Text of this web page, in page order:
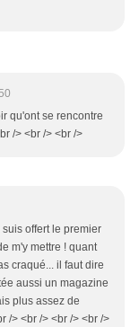
qu'ont se rencontre
/> <br /> <br />
offert le premier
m'y mettre ! quant
craqué... il faut dire
aussi un magazine
plus assez de
/> <br /> <br /> <br />